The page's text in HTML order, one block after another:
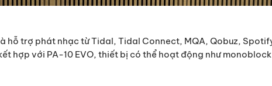
hỗ trợ phát nhạc từ Tidal, Tidal Connect, MQA, Qobuz,
hợp với PA-10 EVO, thiết bị có thể hoạt động như